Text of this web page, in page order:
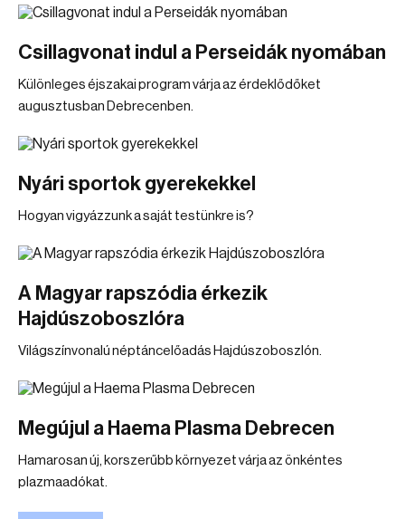
Csillagvonat indul a Perseidák nyomában
Különleges éjszakai program várja az érdeklődőket
augusztusban Debrecenben.
Nyári sportok gyerekekkel
Hogyan vigyázzunk a saját testünkre is?
A Magyar rapszódia érkezik
Hajdúszoboszlóra
Világszínvonalú néptáncelőadás Hajdúszoboszlón.
Megújul a Haema Plasma Debrecen
Hamarosan új, korszerűbb környezet várja az önkéntes
plazmaadókat.